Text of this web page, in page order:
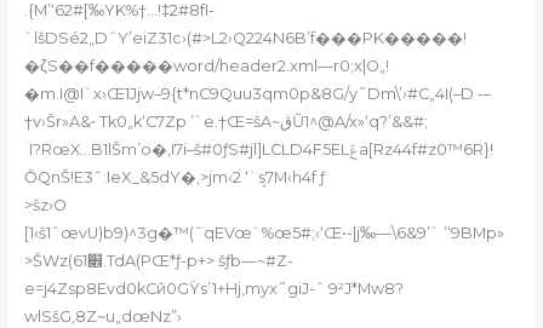
.{M’‘62#[‰YK%†…!‡2#8fI-
`lšDSé2„DˆY’eiZ31c›(#>L2›Q224N6B’f���PK�����!
�ζS��f�����word/header2.xml—r0;x|O„!
�m.I@I`x›Œ1Jjw–9{t*nC9Quu3qm0p&8G/y˜Dm\’›#C„4I(–D -–
†v›Šr»A&• Tk0„k‘C7Zp ’`e.†Œ=šA~ڨŨ1^@A/x»‘q?’&&#;
ۤI?RœX…B1lŠm’o�,I7i–š#0ƒS#jl]LCLD4F5ELݝa[Rz44f#z0™6R}!
ȎQnŠ!E3ˆ:IeX_&5dY�,>jm‹2 ‘`ܱs7M‹h4f ƒ
>šz›O
[1‹š1ˆœvU)b9)^3g�™(ˆqEVœ`%œ5#;‹‘Œ•-|j‰—\6&9’` ’‘9BMp»
>ŠWz(6׎1.TdA(PŒ*ƒ-p+> šƒb—~#Z-
e=j4Zsp8Evd0kCй0GŸs’1+Hj‚myx˜giJ-ˆ 9²J*Mw8?
wlSšG,8Z~u„dœNz”›